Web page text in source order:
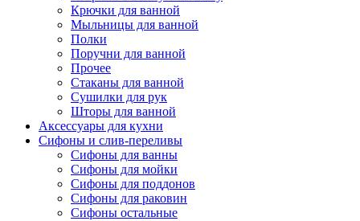
Крючки для ванной
Мыльницы для ванной
Полки
Поручни для ванной
Прочее
Стаканы для ванной
Сушилки для рук
Шторы для ванной
Аксессуары для кухни
Сифоны и слив-переливы
Сифоны для ванны
Сифоны для мойки
Сифоны для поддонов
Сифоны для раковин
Сифоны остальные